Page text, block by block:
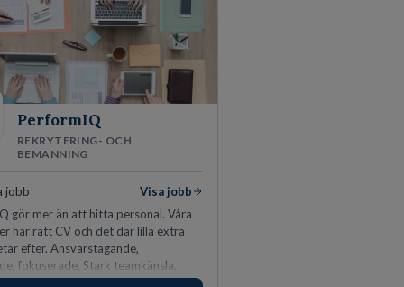
PerformIQ
REKRYTERING- OCH
BEMANNING
jobb
Visa jobb
gör mer än att hitta personal. Våra
har rätt CV och det där lilla extra
efter. Ansvarstagande,
fokuserade. Stark teamkänsla,
och hälsomedvetna. Vi kallar det